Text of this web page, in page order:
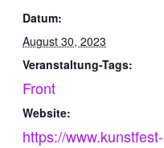
Datum:
August 30, 2023
Veranstaltung-Tags:
Front
Website:
https://www.kunstfest-